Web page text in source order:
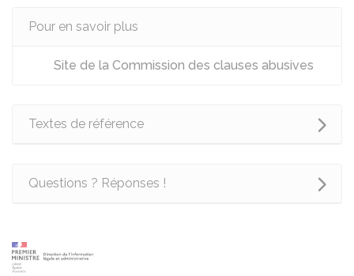
Pour en savoir plus
Site de la Commission des clauses abusives
Textes de référence
Questions ? Réponses !